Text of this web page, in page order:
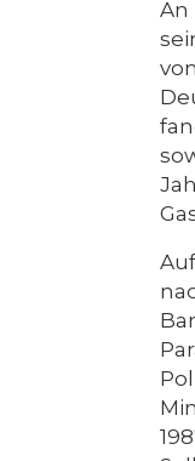
An